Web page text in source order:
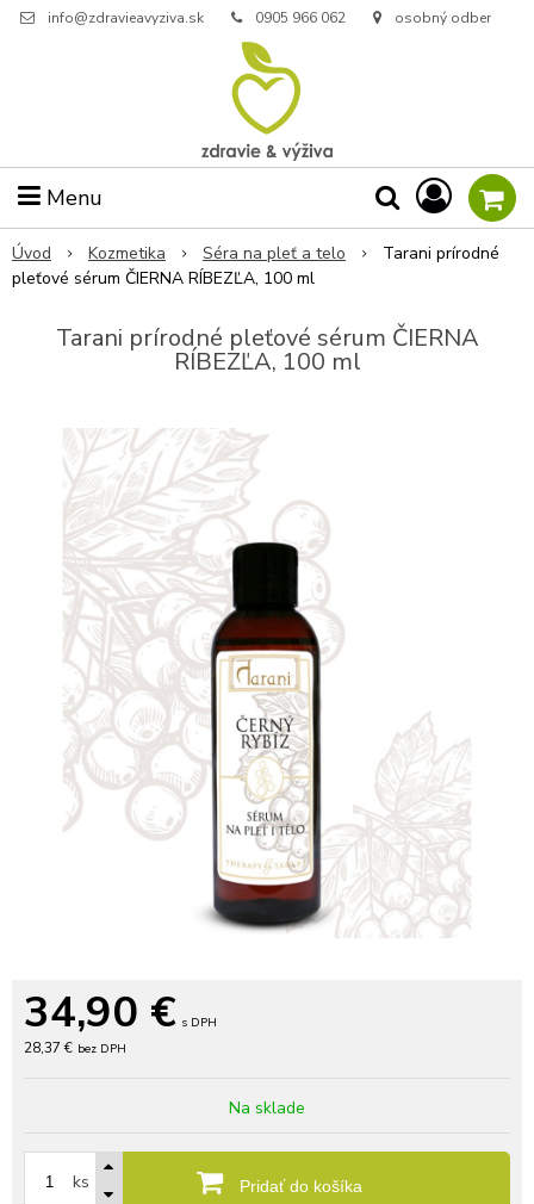
info@zdravieavyziva.sk 0905 966 062 osobný odber
Menu
Úvod Kozmetika Séra na pleť a telo
Tarani prírodné
pleťové sérum ČIERNA RÍBEZĽA, 100 ml
Tarani prírodné pleťové sérum ČIERNA
RÍBEZĽA, 100 ml
34,90 € s DPH
28,37 € bez DPH
Na sklade
ks Pridať do košíka